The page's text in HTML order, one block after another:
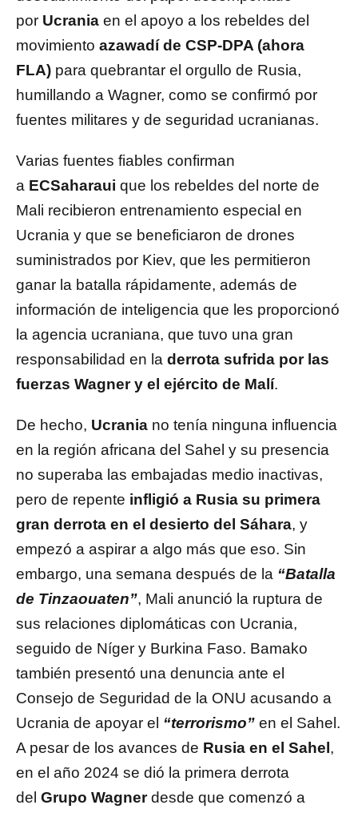
por Ucrania en el apoyo a los rebeldes del
movimiento azawadí de CSP-DPA (ahora
FLA) para quebrantar el orgullo de Rusia,
humillando a Wagner, como se confirmó por
fuentes militares y de seguridad ucranianas.
Varias fuentes fiables confirman
a ECSaharaui que los rebeldes del norte de
Mali recibieron entrenamiento especial en
Ucrania y que se beneficiaron de drones
suministrados por Kiev, que les permitieron
ganar la batalla rápidamente, además de
información de inteligencia que les proporcionó
la agencia ucraniana, que tuvo una gran
responsabilidad en la derrota sufrida por las
fuerzas Wagner y el ejército de Malí.
De hecho, Ucrania no tenía ninguna influencia
en la región africana del Sahel y su presencia
no superaba las embajadas medio inactivas,
pero de repente infligió a Rusia su primera
gran derrota en el desierto del Sáhara, y
empezó a aspirar a algo más que eso. Sin
embargo, una semana después de la “Batalla
de Tinzaouaten”, Mali anunció la ruptura de
sus relaciones diplomáticas con Ucrania,
seguido de Níger y Burkina Faso. Bamako
también presentó una denuncia ante el
Consejo de Seguridad de la ONU acusando a
Ucrania de apoyar el “terrorismo” en el Sahel.
A pesar de los avances de Rusia en el Sahel ,
en el año 2024 se dió la primera derrota
del Grupo Wagnerdesde que comenzó a